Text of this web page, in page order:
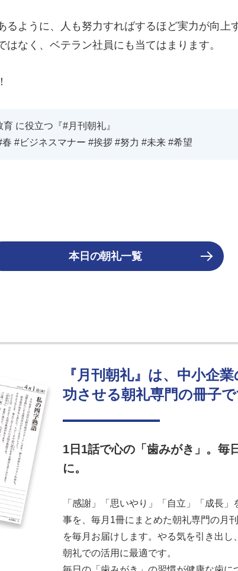
ように、人も努力すればするほど実力が向上
なく、ベテラン社員にも当てはまります。
に役立つ『#月刊朝礼』
#ビジネスマナー #挨拶 #努力 #未来 #希望
本日の朝礼一覧
『月刊朝礼』は、中小企
功させる朝礼専門の冊子
1日1話で心の「歯みがき」。毎
に。
「感謝」「思いやり」「自立」「成長
事を、毎月1冊にまとめた朝礼専門の月
を毎月お届けします。やる気を引き出
朝礼での活用に最適です。